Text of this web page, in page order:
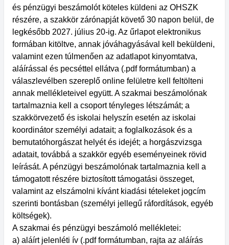
és pénzügyi beszámolót köteles küldeni az OHSZK
részére, a szakkör zárónapját követő 30 napon belül, de
legkésőbb 2027. július 20-ig. Az űrlapot elektronikus
formában kitöltve, annak jóváhagyásával kell beküldeni,
valamint ezen túlmenően az adatlapot kinyomtatva,
aláírással és pecséttel ellátva (.pdf formátumban) a
válaszlevélben szereplő online felületre kell feltölteni
annak mellékleteivel együtt. A szakmai beszámolónak
tartalmaznia kell a csoport tényleges létszámát; a
szakkörvezető és iskolai helyszín esetén az iskolai
koordinátor személyi adatait; a foglalkozások és a
bemutatóhorgászat helyét és idejét; a horgászvizsga
adatait, továbbá a szakkör egyéb eseményeinek rövid
leírását. A pénzügyi beszámolónak tartalmaznia kell a
támogatott részére biztosított támogatási összeget,
valamint az elszámolni kívánt kiadási tételeket jogcím
szerinti bontásban (személyi jellegű ráfordítások, egyéb
költségek).
A szakmai és pénzügyi beszámoló mellékletei:
a) aláírt jelenléti ív (.pdf formátumban, rajta az aláírás